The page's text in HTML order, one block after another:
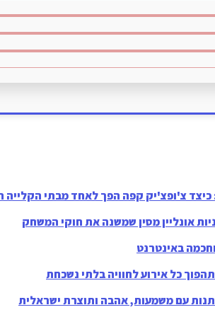
צ'ופצ'יק קפה הפך לאחד מבתי הקלייה
אונליין מסין שמשנה את חוקי המשחק
באינטרנט
כל אירוע לחוויה בלתי נשכחת
עם משמעות, אהבה ותוצרת ישראלית